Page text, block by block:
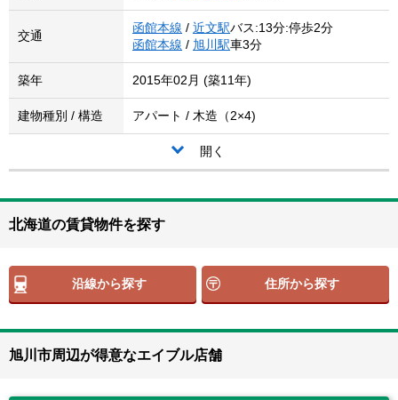
交通
函館本線 / 近文駅バス:13分:停歩2分
函館本線 / 旭川駅車3分
築年 2015年02月 (築11年)
建物種別 / 構造 アパート / 木造（2×4)
開く
北海道の賃貸物件を探す
沿線から探す 住所から探す
旭川市周辺が得意なエイブル店舗